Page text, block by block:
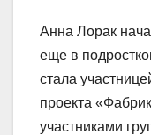
Анна Лорак
еще в
стала
проекта
участниками